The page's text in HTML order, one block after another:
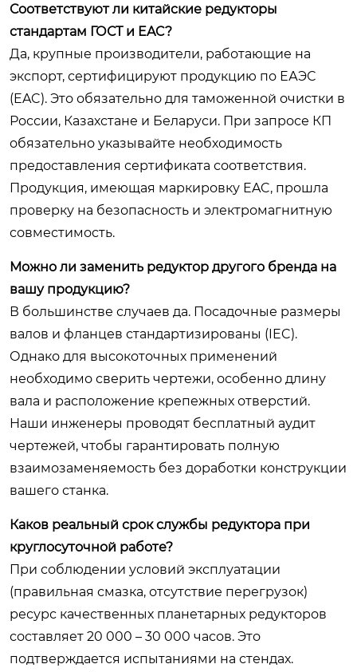
Соответствуют ли китайские редукторы
стандартам ГОСТ и EAC?
Да, крупные производители, работающие на
экспорт, сертифицируют продукцию по ЕАЭС
(EAC). Это обязательно для таможенной очистки в
России, Казахстане и Беларуси. При запросе КП
обязательно указывайте необходимость
предоставления сертификата соответствия.
Продукция, имеющая маркировку EAC, прошла
проверку на безопасность и электромагнитную
совместимость.
Можно ли заменить редуктор другого бренда на
вашу продукцию?
В большинстве случаев да. Посадочные размеры
валов и фланцев стандартизированы (IEC).
Однако для высокоточных применений
необходимо сверить чертежи, особенно длину
вала и расположение крепежных отверстий.
Наши инженеры проводят бесплатный аудит
чертежей, чтобы гарантировать полную
взаимозаменяемость без доработки конструкции
вашего станка.
Каков реальный срок службы редуктора при
круглосуточной работе?
При соблюдении условий эксплуатации
(правильная смазка, отсутствие перегрузок)
ресурс качественных планетарных редукторов
составляет 20 000 – 30 000 часов. Это
подтверждается испытаниями на стендах.